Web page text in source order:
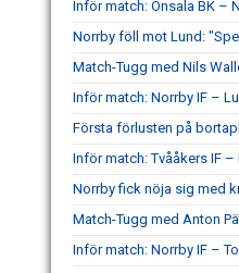
Inför match: Onsala BK –
Norrby föll mot Lund:
Match-Tugg med Nils
Inför match: Norrby IF –
Första förlusten på
Inför match: Tvååkers IF –
Norrby fick nöja sig med
Match-Tugg med Anton
Inför match: Norrby IF –